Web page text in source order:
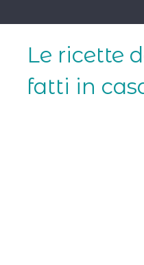
to
Le ricette
fatti in